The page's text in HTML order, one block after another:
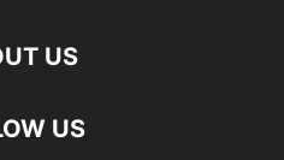
US
US